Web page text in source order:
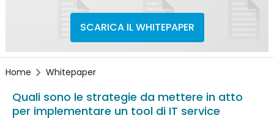
SCARICA IL WHITEPAPER
Home Whitepaper
Quali sono le strategie da mettere in atto
per implementare un tool di IT service